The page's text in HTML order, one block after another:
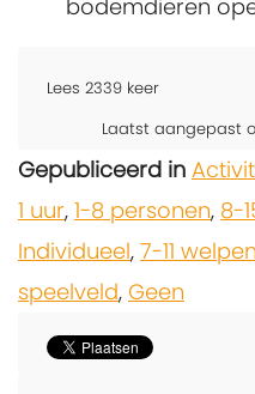
bodemdieren
Lees 2339 keer
Laatst aangepast
Gepubliceerd in
1 uur, 1-8 personen, 8-
Individueel, 7-11 welpen
speelveld, Geen